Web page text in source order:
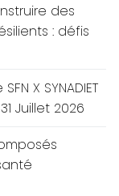
des
: défis
X SYNADIET
Juillet 2026